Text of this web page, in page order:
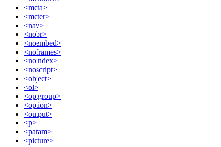
<meta>
<meter>
<nav>
<nobr>
<noembed>
<noframes>
<noindex>
<noscript>
<object>
<ol>
<optgroup>
<option>
<output>
<p>
<param>
<picture>